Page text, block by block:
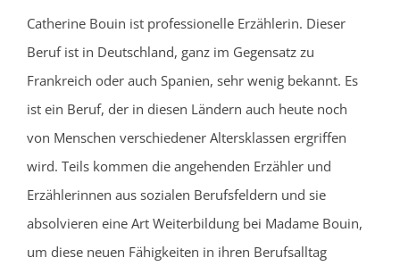
Catherine Bouin ist professionelle Erzählerin. Dieser
Beruf ist in Deutschland, ganz im Gegensatz zu
Frankreich oder auch Spanien, sehr wenig bekannt. Es
ist ein Beruf, der in diesen Ländern auch heute noch
von Menschen verschiedener Altersklassen ergriffen
wird. Teils kommen die angehenden Erzähler und
Erzählerinnen aus sozialen Berufsfeldern und sie
absolvieren eine Art Weiterbildung bei Madame Bouin,
um diese neuen Fähigkeiten in ihren Berufsalltag